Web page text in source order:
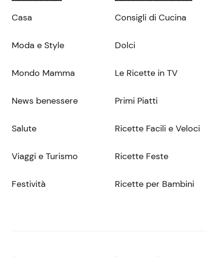
Casa
Moda e Style
Mondo Mamma
News benessere
Salute
Viaggi e Turismo
Festività
Consigli di Cucina
Dolci
Le Ricette in TV
Primi Piatti
Ricette Facili e Veloci
Ricette Feste
Ricette per Bambini